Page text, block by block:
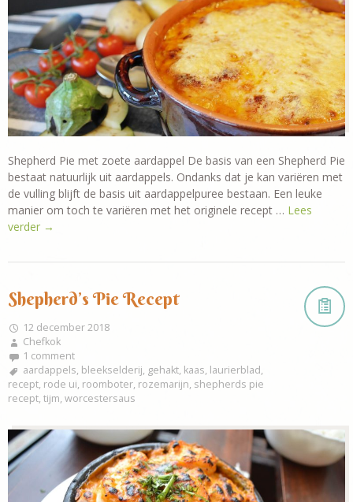
Shepherd Pie met zoete aardappel De basis van een Shepherd Pie
bestaat natuurlijk uit aardappels. Ondanks dat je kan variëren met
de vulling blijft de basis uit aardappelpuree bestaan. Een leuke
manier om toch te variëren met het originele recept … Lees
verder →
Shepherd’s Pie Recept
12 december 2018
Chefkok
1 comment
aardappels, bleekselderij, gehakt, kaas, laurierblad,
recept, rode ui, roomboter, rozemarijn, shepherds pie
recept, tijm, worcestersaus